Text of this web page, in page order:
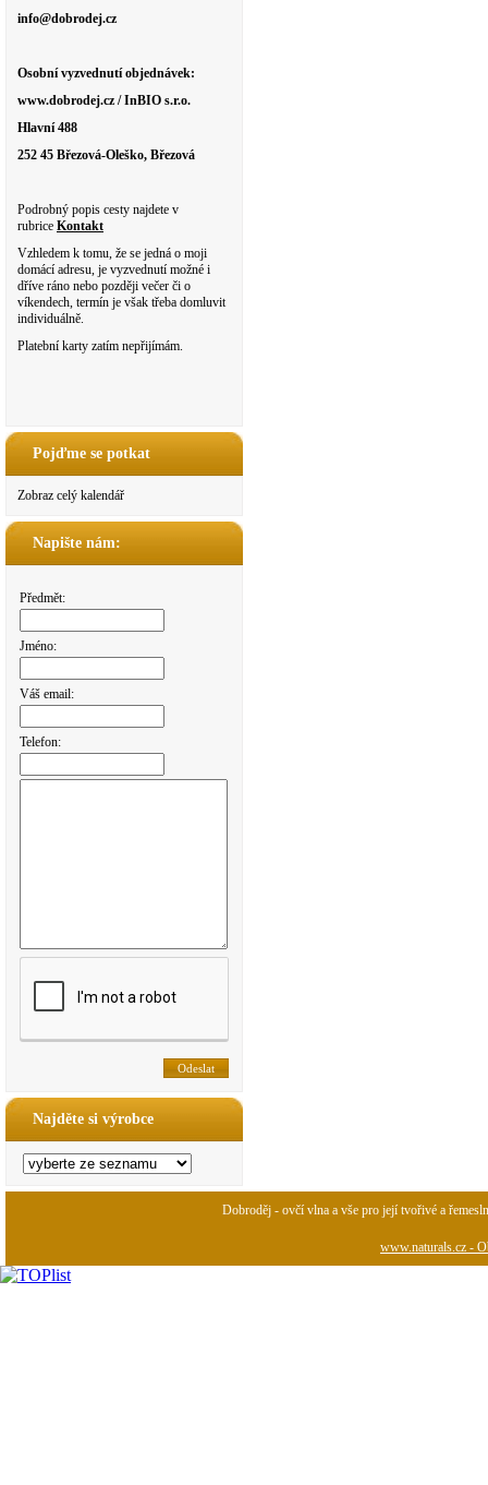
info@dobrodej.cz
Osobní vyzvednutí objednávek:
www.dobrodej.cz / InBIO s.r.o.
Hlavní 488
252 45 Březová-Oleško, Březová
Podrobný popis cesty najdete v
rubrice Kontakt
Vzhledem k tomu, že se jedná o moji
domácí adresu, je vyzvednutí možné i
dříve ráno nebo později večer či o
víkendech, termín je však třeba domluvit
individuálně.
Platební karty zatím nepřijímám.
Pojďme se potkat
Zobraz celý kalendář
Napište nám:
Předmět:
Jméno:
Váš email:
Telefon:
Najděte si výrobce
Dobroděj - ovčí vlna a vše pro její tvořivé a
www.naturals.cz -